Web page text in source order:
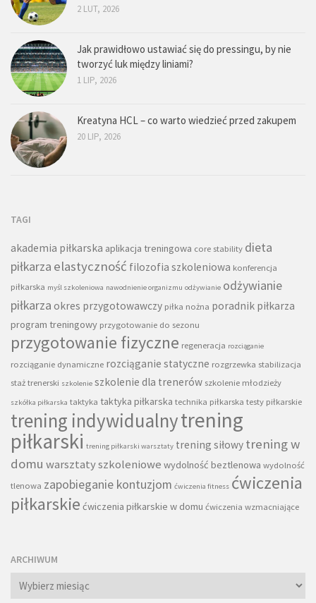
2 LUT, 2026
Jak prawidłowo ustawiać się do pressingu, by nie
tworzyć luk między liniami?
1 LIP, 2026
Kreatyna HCL – co warto wiedzieć przed zakupem
20 LIP, 2026
TAGI
akademia piłkarska aplikacja treningowa core stability dieta
piłkarza elastyczność filozofia szkoleniowa konferencja
piłkarska myśl szkoleniowa nawodnienie organizmu odżywianie odżywianie
piłkarza okres przygotowawczy piłka nożna poradnik piłkarza
program treningowy przygotowanie do sezonu
przygotowanie fizyczne regeneracja rozciąganie
rozciąganie dynamiczne rozciąganie statyczne rozgrzewka stabilizacja
staż trenerski szkolenie szkolenie dla trenerów szkolenie młodzieży
szkółka piłkarska taktyka taktyka piłkarska technika piłkarska testy piłkarskie
trening indywidualnytrening
piłkarski trening piłkarski warsztaty trening siłowy trening w
domu warsztaty szkoleniowe wydolność beztlenowa wydolność
tlenowa zapobieganie kontuzjom ćwiczenia fitness ćwiczenia
piłkarskie ćwiczenia piłkarskie w domu ćwiczenia wzmacniające
ARCHIWUM
Archiwum